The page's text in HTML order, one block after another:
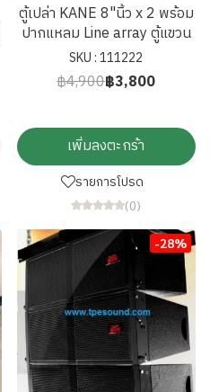
ตู้เปล่า KANE 8"นิ้ว x 2 พร้อม
ปากแหลม Line array ตู้แขวน
SKU : 111222
฿4,900฿3,800
เพิ่มลงตะกร้า
รายการโปรด
(0)
-28%